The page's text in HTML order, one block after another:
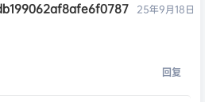
25年9月18日
回复